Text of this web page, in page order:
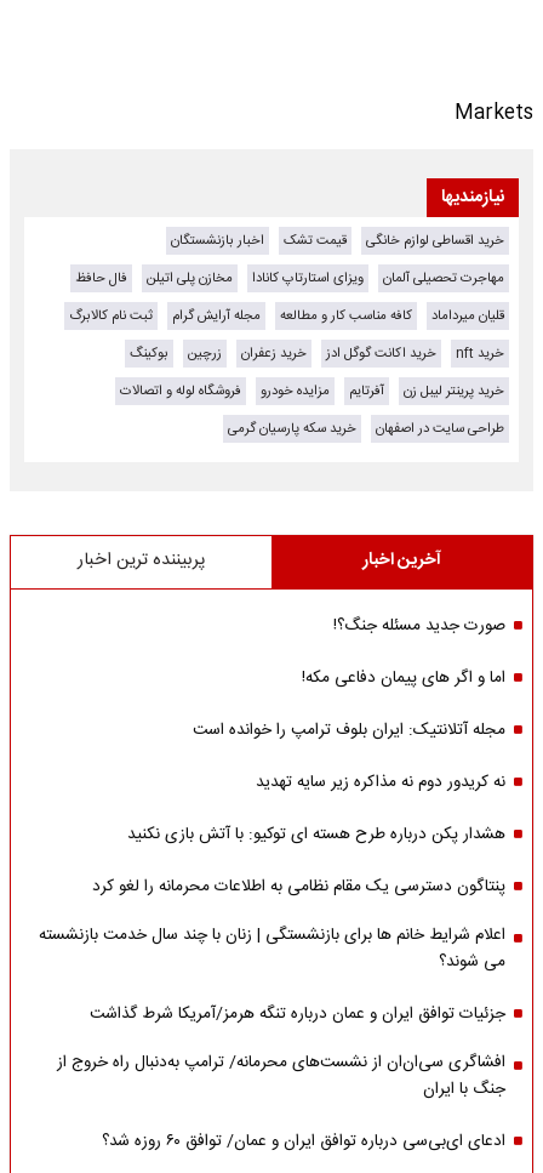
Markets
نیازمندیها
خرید اقساطی لوازم خانگی قیمت تشک
اخبار بازنشستگان
مهاجرت تحصیلی آلمان
ویزای استارتاپ کانادا مخازن پلی اتیلن
فال حافظ
قلیان میرداماد
کافه مناسب کار و مطالعه مجله آرایش گرام
ثبت نام کالابرگ
خرید nft
خرید اکانت گوگل ادز خرید زعفران زرچین
بوکینگ
خرید پرینتر لیبل زن
آفرتایم مزایده خودرو
فروشگاه لوله و اتصالات
طراحی سایت در اصفهان
خرید سکه پارسیان گرمی
آخرین اخبار پربیننده ترین اخبار
صورت جدید مسئله جنگ؟!
اما و اگر های پیمان دفاعی مکه!
مجله آتلانتیک: ایران بلوف ترامپ را خوانده است
نه کریدور دوم نه مذاکره زیر سایه تهدید
هشدار پکن درباره طرح هسته ای توکیو: با آتش بازی نکنید
پنتاگون دسترسی یک مقام نظامی به اطلاعات محرمانه را لغو کرد
اعلام شرایط خانم ها برای بازنشستگی | زنان با چند سال خدمت بازنشسته
می شوند؟
جزئیات توافق ایران و عمان درباره تنگه هرمز/آمریکا شرط گذاشت
افشاگری سی‌ان‌ان از نشست‌های محرمانه/ ترامپ به‌دنبال راه خروج از
جنگ با ایران
ادعای ای‌بی‌سی درباره توافق ایران و عمان/ توافق ۶۰ روزه شد؟